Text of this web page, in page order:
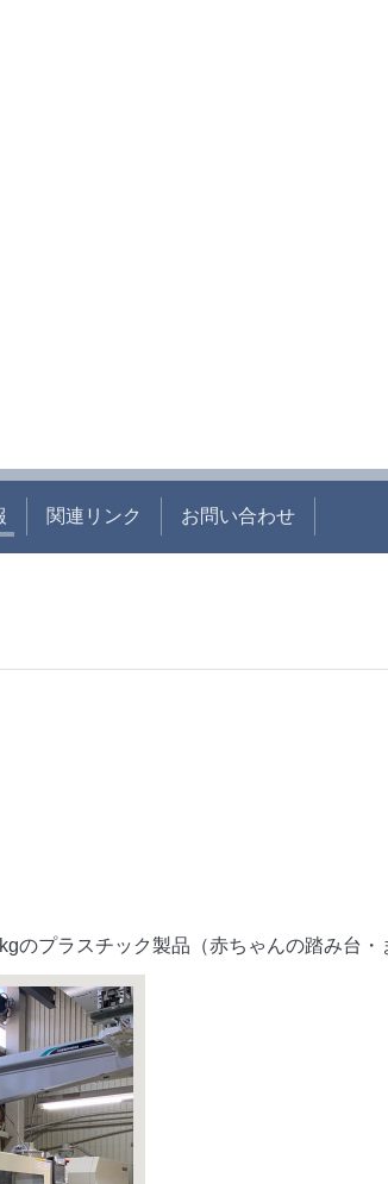
関連リンク お問い合わせ
のプラスチック製品（赤ちゃんの踏み台・